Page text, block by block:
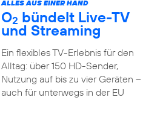
ALLES AUS EINER HAND
O2 bündelt Live-TV
und Streaming
Ein flexibles TV-Erlebnis für den
Alltag: über 150 HD-Sender,
Nutzung auf bis zu vier Geräten –
auch für unterwegs in der EU